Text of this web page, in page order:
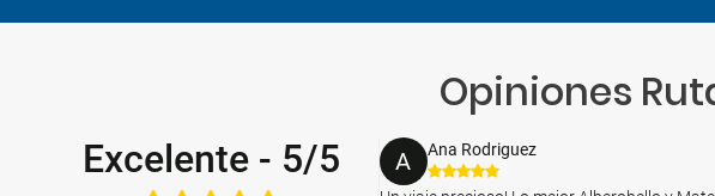
Opiniones
Excelente- 5/5 A Ana Rodriguez